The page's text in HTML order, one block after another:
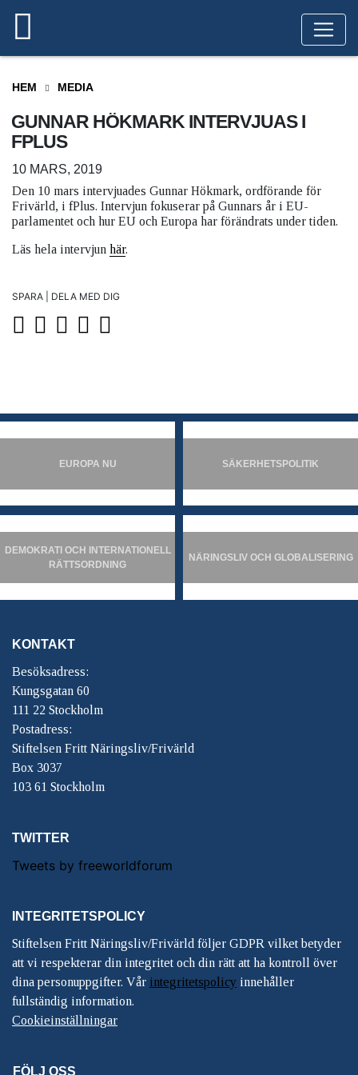
HEM MEDIA
GUNNAR HÖKMARK INTERVJUAS I
FPLUS
10 MARS, 2019
Den 10 mars intervjuades Gunnar Hökmark, ordförande för
Frivärld, i fPlus. Intervjun fokuserar på Gunnars år i EU-
parlamentet och hur EU och Europa har förändrats under tiden.
Läs hela intervjun här.
SPARA | DELA MED DIG
EUROPA NU SÄKERHETSPOLITIK
DEMOKRATI OCH INTERNATIONELL
RÄTTSORDNING
NÄRINGSLIV OCH GLOBALISERING
KONTAKT
Besöksadress:
Kungsgatan 60
111 22 Stockholm
Postadress:
Stiftelsen Fritt Näringsliv/Frivärld
Box 3037
103 61 Stockholm
TWITTER
Tweets by freeworldforum
INTEGRITETSPOLICY
Stiftelsen Fritt Näringsliv/Frivärld följer GDPR vilket betyder
att vi respekterar din integritet och din rätt att ha kontroll över
dina personuppgifter. Vår integritetspolicy innehåller
fullständig information.
Cookieinställningar
FÖLJ OSS